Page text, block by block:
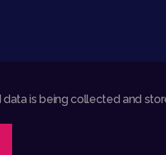
is being collected and